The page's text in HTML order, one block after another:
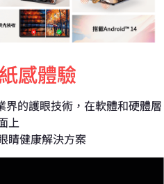
感體驗
界的護眼技術，在軟體和硬體層
上
睛健康解決方案